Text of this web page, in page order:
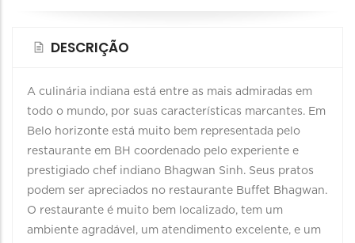
DESCRIÇÃO
A culinária indiana está entre as mais admiradas em
todo o mundo, por suas características marcantes. Em
Belo horizonte está muito bem representada pelo
restaurante em BH coordenado pelo experiente e
prestigiado chef indiano Bhagwan Sinh. Seus pratos
podem ser apreciados no restaurante Buffet Bhagwan.
O restaurante é muito bem localizado, tem um
ambiente agradável, um atendimento excelente, e um